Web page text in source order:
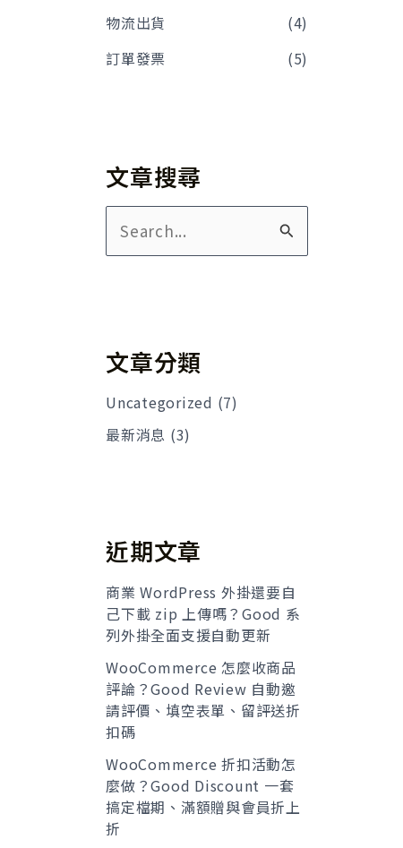
物流出貨
(4)
訂單發票
(5)
文章搜尋
尋
字
:文章分類
Uncategorized (7)
最新消息 (3)
近期文章
商業 WordPress 外掛還要自
己下載 zip 上傳嗎？Good 系
列外掛全面支援自動更新
WooCommerce 怎麼收商品
評論？Good Review 自動邀
請評價、填空表單、留評送折
扣碼
WooCommerce 折扣活動怎
麼做？Good Discount 一套
搞定檔期、滿額贈與會員折上
折